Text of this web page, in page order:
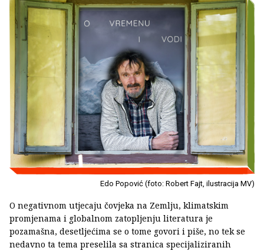
Edo Popović (foto: Robert Fajt, ilustracija MV)
O negativnom utjecaju čovjeka na Zemlju, klimatskim
promjenama i globalnom zatopljenju literatura je
pozamašna, desetljećima se o tome govori i piše, no tek se
nedavno ta tema preselila sa stranica specijaliziranih